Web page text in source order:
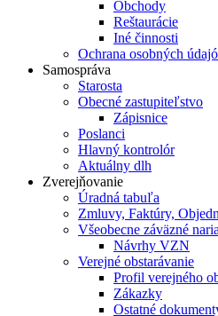
Obchody
Reštaurácie
Iné činnosti
Ochrana osobných
Samospráva
Starosta
Obecné zastupiteľstvo
Zápisnice
Poslanci
Hlavný kontrolór
Aktuálny dlh
Zverejňovanie
Úradná tabuľa
Zmluvy, Faktúry,
Všeobecne záväzné
Návrhy VZN
Verejné obstarávanie
Profil verejného
Zákazky
Ostatné